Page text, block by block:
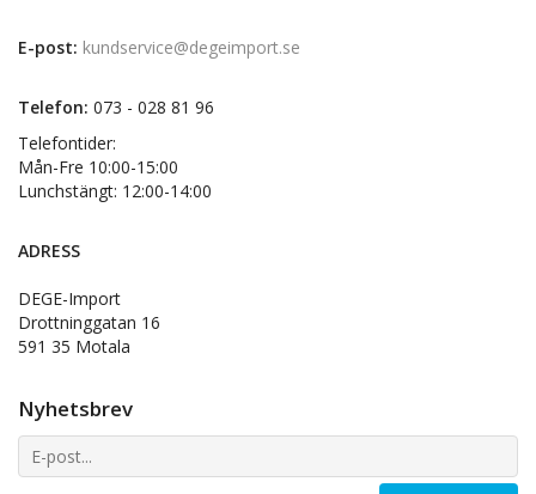
E-post: kundservice@degeimport.se
Telefon: 073 - 028 81 96
Telefontider:
Mån-Fre 10:00-15:00
Lunchstängt: 12:00-14:00
ADRESS
DEGE-Import
Drottninggatan 16
591 35 Motala
Nyhetsbrev